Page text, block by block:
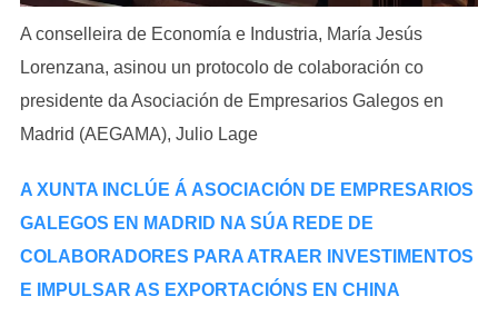
A conselleira de Economía e Industria, María Jesús
Lorenzana, asinou un protocolo de colaboración co
presidente da Asociación de Empresarios Galegos en
Madrid (AEGAMA), Julio Lage
A XUNTA INCLÚE Á ASOCIACIÓN DE EMPRESARIOS
GALEGOS EN MADRID NA SÚA REDE DE
COLABORADORES PARA ATRAER INVESTIMENTOS
E IMPULSAR AS EXPORTACIÓNS EN CHINA